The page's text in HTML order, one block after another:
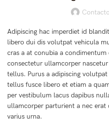
Adipiscing hac imperdiet id
libero dui dis volutpat vehicula
cras a at conubia a
consectetur ullamcorper
tellus. Purus a adipiscing
tellus fusce libero et etiam a
per vestibulum lacus dapibus
ullamcorper parturient a nec erat
varius urna.